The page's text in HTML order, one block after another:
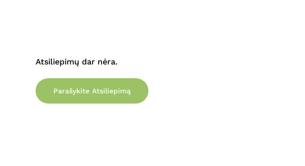
Atsiliepimų dar nėra.
Parašykite Atsiliepimą